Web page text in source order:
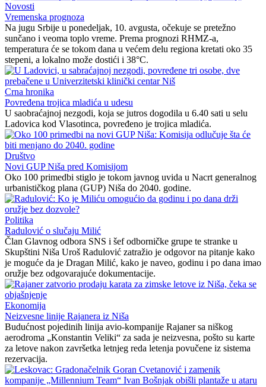
Novosti
Vremenska prognoza
Na jugu Srbije u ponedeljak, 10. avgusta, očekuje se pretežno
sunčano i veoma toplo vreme. Prema prognozi RHMZ-a,
temperatura će se tokom dana u većem delu regiona kretati oko 35
stepeni, a lokalno može dostići i 38°C.
Crna hronika
Povređena trojica mladića u udesu
U saobraćajnoj nezgodi, koja se jutros dogodila u 6.40 sati u selu
Ladovica kod Vlasotinca, povređeno je trojica mladića.
Društvo
Novi GUP Niša pred Komisijom
Oko 100 primedbi stiglo je tokom javnog uvida u Nacrt generalnog
urbanističkog plana (GUP) Niša do 2040. godine.
Politika
Radulović o slučaju Milić
Član Glavnog odbora SNS i šef odborničke grupe te stranke u
Skupštini Niša Uroš Radulović zatražio je odgovor na pitanje kako
je moguće da je Dragan Milić, kako je naveo, godinu i po dana imao
oružje bez odgovarajuće dokumentacije.
Ekonomija
Neizvesne linije Rajanera iz Niša
Budućnost pojedinih linija avio-kompanije Rajaner sa niškog
aerodroma „Konstantin Veliki“ za sada je neizvesna, pošto su karte
za letove nakon završetka letnjeg reda letenja povučene iz sistema
rezervacija.